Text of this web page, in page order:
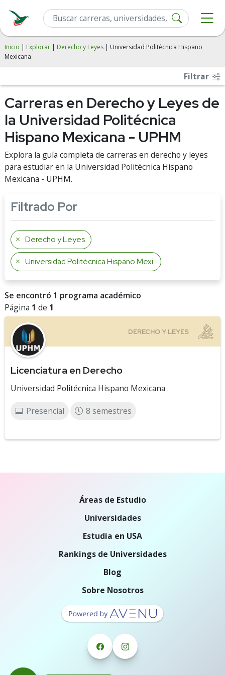
Inicio | Explorar | Derecho y Leyes | Universidad Politécnica Hispano
Mexicana
Filtrar
Carreras en Derecho y Leyes de
la Universidad Politécnica
Hispano Mexicana - UPHM
Explora la guía completa de carreras en derecho y leyes
para estudiar en la Universidad Politécnica Hispano
Mexicana - UPHM.
Filtrado Por
Derecho y Leyes
Universidad Politécnica Hispano Mexicana
Se encontró 1 programa académico
Página 1 de 1
Licenciatura en Derecho
Universidad Politécnica Hispano Mexicana
Presencial 8 semestres
Áreas de Estudio
Universidades
Estudia en USA
Rankings de Universidades
Blog
Sobre Nosotros